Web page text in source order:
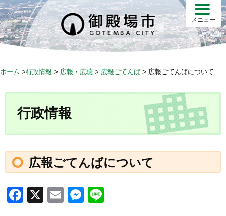
S
k
i
p
メニュー
ホーム >行政情報 > 広報・広聴 > 広報ごてんば > 広報ごてんばについて
行政情報
広報ごてんばについて
F
X
E
M